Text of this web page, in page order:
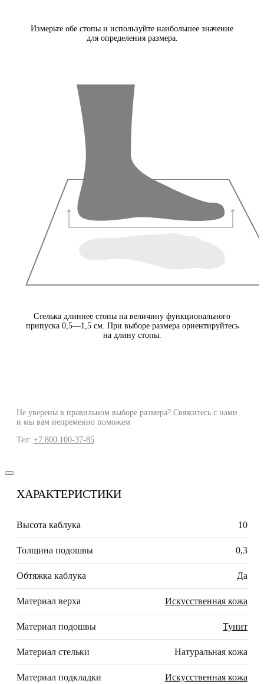
Измерьте обе стопы и используйте наибольшее значение
для определения размера.
Стелька длиннее стопы на величину функционального
припуска 0,5—1,5 см. При выборе размера ориентируйтесь
на длину стопы.
Не уверены в правильном выборе размера? Свяжитесь с нами
и мы вам непременно поможем
Тел: +7 800 100-37-85
ХАРАКТЕРИСТИКИ
Высота каблука 10
Толщина подошвы 0,3
Обтяжка каблука Да
Материал верха Искусственная кожа
Материал подошвы Тунит
Материал стельки Натуральная кожа
Материал подкладки Искусственная кожа